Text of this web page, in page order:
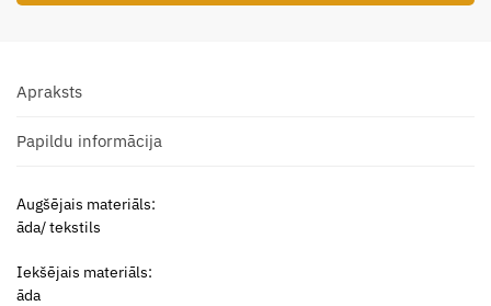
Apraksts
Papildu informācija
Augšējais materiāls:
āda/ tekstils
Iekšējais materiāls:
āda